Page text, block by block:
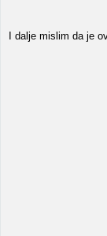
I dalje mislim da je